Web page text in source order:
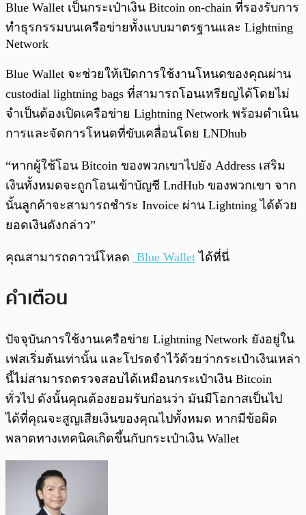
Blue Wallet เป็นกระเป๋าเงิน Bitcoin on-chain ที่รองรับการ
ทำธุรกรรมบนเครือข่ายทั้งแบบมาตรฐานและ Lightning
Network
Blue Wallet จะช่วยให้เปิดการใช้งานโหนดของคุณผ่าน
custodial lightning bags ที่สามารถโอนเหรียญได้โดยไม่
จำเป็นต้องเปิดเครือข่าย Lightning Network พร้อมดำเนิน
การและจัดการโหนดที่ขับเคลื่อนโดย LNDhub
“หากผู้ใช้โอน Bitcoin ของพวกเขาไปยัง Address เสริม
เงินทั้งหมดจะถูกโอนเข้าบัญชี LndHub ของพวกเขา จาก
นั้นลูกค้าจะสามารถชำระ Invoice ผ่าน Lightning ได้ด้วย
ยอดเงินดังกล่าว”
คุณสามารถดาวน์โหลด Blue Wallet ได้ที่นี่
คำเตือน
ปัจจุบันการใช้งานเครือข่าย Lightning Network ยังอยู่ใน
เฟสเริ่มต้นเท่านั้น และโปรดจำไว้ด้วยว่ากระเป๋าเงินเหล่า
นี้ไม่สามารถตรวจสอบได้เหมือนกระเป๋าเงิน Bitcoin
ทั่วไป ดังนั้นคุณต้องยอมรับก่อนว่า มันมีโอกาสเป็นไป
ได้ที่คุณจะสูญเสียเงินของคุณไปทั้งหมด หากมีข้อผิด
พลาดทางเทคนิคเกิดขึ้นกับกระเป๋าเงิน Wallet